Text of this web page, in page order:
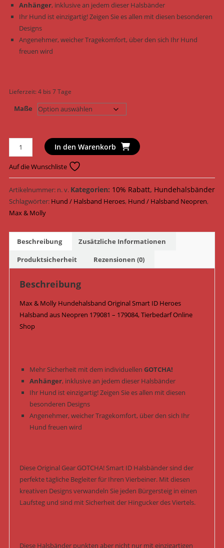
Anhänger, inklusive an jedem dieser Halsbänder
Ihr Hund ist einzigartig! Zeigen Sie es allen mit diesen besonderen
Designs
Angenehmer, weicher Tragekomfort, über den sich Ihr Hund
freuen wird
Lieferzeit:4 bis 7 Tage
Maße
Max
&
Molly
Hundehalsband
Original
Smart
ID
Neopren
179081
179084
Menge
In den Warenkorb
Auf die Wunschliste
Artikelnummer: n. v. Kategorien: 10% Rabatt, Hundehalsbänder
Schlagwörter: Hund / Halsband Heroes, Hund / Halsband Neopren,
Max & Molly
Beschreibung
Zusätzliche Informationen
Produktsicherheit
Rezensionen (0)
Beschreibung
Max & Molly Hundehalsband Original Smart ID Heroes
Halsband aus Neopren 179081 – 179084, Tierbedarf Online
Shop
Mehr Sicherheit mit dem individuellen GOTCHA!
Anhänger, inklusive an jedem dieser Halsbänder
Ihr Hund ist einzigartig! Zeigen Sie es allen mit diesen
besonderen Designs
Angenehmer, weicher Tragekomfort, über den sich Ihr
Hund freuen wird
Diese Original Gear GOTCHA! Smart ID Halsbänder sind der
perfekte tägliche Begleiter für Ihren Vierbeiner. Mit diesen
kreativen Designs verwandeln Sie jeden Bürgersteig in einen
Laufsteg und sind mit Sicherheit der Hingucker des Viertels.
Diese Halsbänder punkten aber nicht nur mit einzigartigen